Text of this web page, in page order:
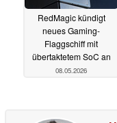
RedMagic kündigt
neues Gaming-
Flaggschiff mit
übertaktetem SoC an
08.05.2026